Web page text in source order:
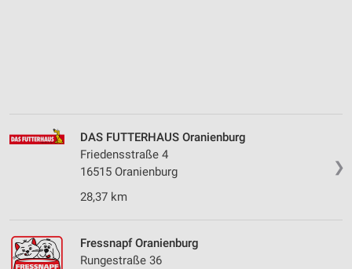
❯
DAS FUTTERHAUS Oranienburg
Friedensstraße 4
16515 Oranienburg
28,37 km
Fressnapf Oranienburg
Rungestraße 36